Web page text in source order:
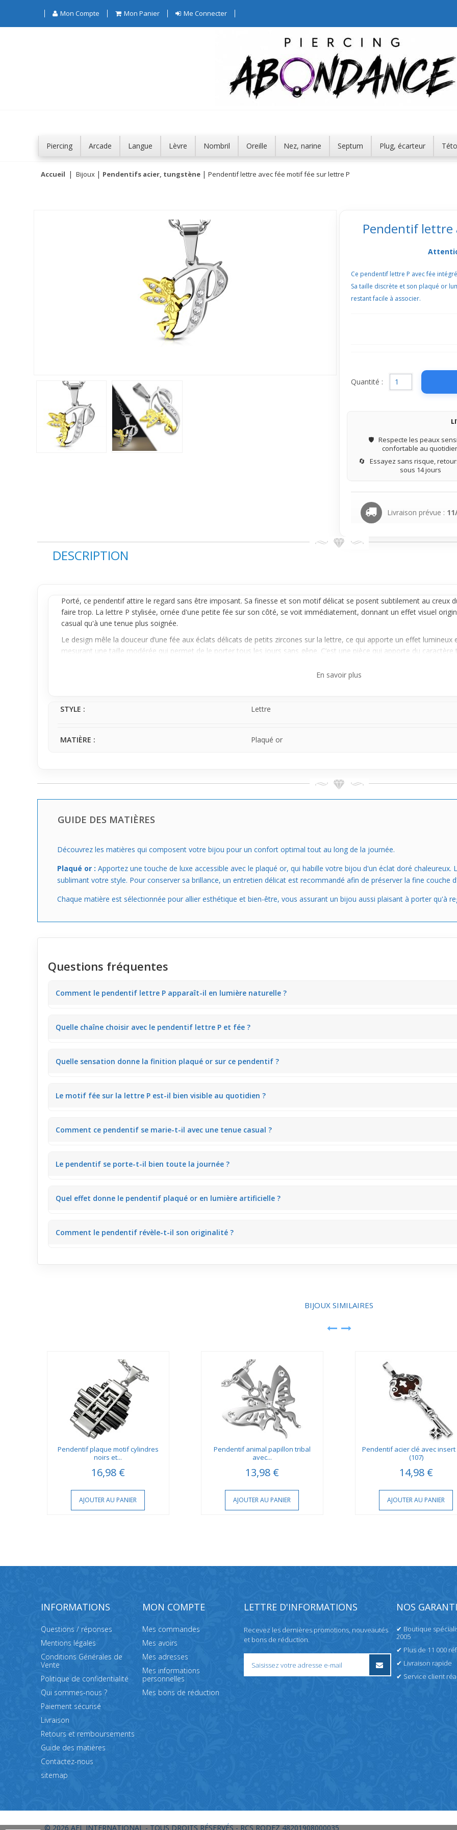
Mon Compte Mon Panier Me Connecter
Piercing Arcade Langue Lèvre Nombril Oreille Nez, narine Septum Plug, écarteur
Accueil Bijoux Pendentifs acier, tungstène Pendentif lettre avec fée motif fée sur lettre P
Pendentif lettre
Ce pendentif lettre P avec fée
Sa taille discrète et son plaqué or
restant facile à associer.
Quantité :
🛡️ Respecte les peaux
confortable au
🔄 Essayez sans risque,
sous 14 jours
Livraison prévue :
DESCRIPTION
Porté, ce pendentifattire le regard sans être imposant. Sa finesse et son motif délicat se posent subtilement au creux
faire trop. La lettre P stylisée, ornée d'une petite fée sur son côté, se voit immédiatement, donnant un effet visuel
casual qu'à une tenue plus soignée.
Le design mêle la douceur d’une fée aux éclats délicats de petits zircones sur la lettre, ce qui apporte un effet
mesurant une taille modérée qui permet de le porter tous les jours sans gêne. C’est une pièce qui apporte du
Avec une chaîne fine, ce pendentif se place naturellement sur le buste en sublimant la clavicule et en donnant un détail
En savoir plus
STYLE : Lettre
MATIÈRE : Plaqué or
GUIDE DES MATIÈRES
Découvrez les matières qui composent votre bijou pour un confort optimal tout au long de la journée.
Plaqué or : Apportez une touche de luxe accessible avec le plaqué or, qui habille votre bijou d'un éclat doré
sublimant votre style. Pour conserver sa brillance, un entretien délicat est recommandé afin de préserver la fine couche
Chaque matière est sélectionnée pour allier esthétique et bien-être, vous assurant un bijou aussi plaisant à porter qu'à
Questions fréquentes
Comment le pendentif lettre P apparaît-il en lumière naturelle ?
la peau claire lors d'une balade en journée.
Quelle chaîne choisir avec le pendentif lettre P et fée ?
clavicule et garde le bijou lumineux sans l’écraser.
Quelle sensation donne la finition plaqué or sur ce pendentif ?
grâce à ses reflets nets.
Le motif fée sur la lettre P est-il bien visible au quotidien ?
décontractée.
Comment ce pendentif se marie-t-il avec une tenue casual ?
de ressortir subtilement.
Le pendentif se porte-t-il bien toute la journée ?
Quel effet donne le pendentif plaqué or en lumière artificielle ?
Comment le pendentif révèle-t-il son originalité ?
BIJOUX SIMILAIRES
Pendentif plaque motif cylindres
noirs et...
16,98 €
AJOUTER AU PANIER
Pendentif animal papillon tribal
avec...
13,98 €
AJOUTER AU PANIER
Pendentif acier clé avec insert
(107)
14,98 €
AJOUTER AU PANIER
INFORMATIONS
Questions / réponses
Mentions légales
Conditions Générales de
Vente
Politique de confidentialité
Qui sommes-nous ?
Paiement sécurisé
Livraison
Retours et remboursements
Guide des matières
Contactez-nous
sitemap
MON COMPTE
Mes commandes
Mes avoirs
Mes adresses
Mes informations
personnelles
Mes bons de réduction
LETTRE D'INFORMATIONS
Recevez les dernières promotions, nouveautés
et bons de réduction.
NOS
✔ Boutique
2005
✔ Plus de 11 000
✔ Livraison rapide
✔ Service client
© 2026AEL INTERNATIONAL - TOUS DROITS RÉSERVÉS - RCS RODEZ 48201908000035